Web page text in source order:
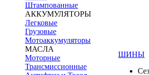
Штампованные
АККУМУЛЯТОРЫ
Легковые
Грузовые
Мотоаккумуляторы
МАСЛА
Моторные
Трансмиссионные
ШИНЫ